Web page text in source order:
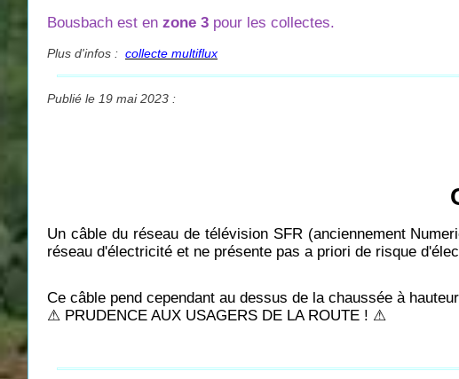
Bousbach est en zone 3 pour les collectes.
Plus d'infos : collecte multiflux
Publié le 19 mai 2023 :
Un câble du réseau de télévision SFR (anciennement
réseau d'électricité et ne présente pas a priori de risque
Ce câble pend cependant au dessus de la chaussée à
⚠ PRUDENCE AUX USAGERS DE LA ROUTE ! ⚠